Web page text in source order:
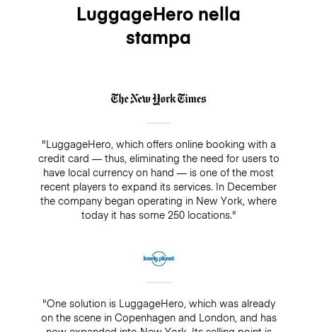
LuggageHero nella
stampa
"LuggageHero, which offers online booking with a
credit card — thus, eliminating the need for users to
have local currency on hand — is one of the most
recent players to expand its services. In December
the company began operating in New York, where
today it has some 250 locations."
"One solution is LuggageHero, which was already
on the scene in Copenhagen and London, and has